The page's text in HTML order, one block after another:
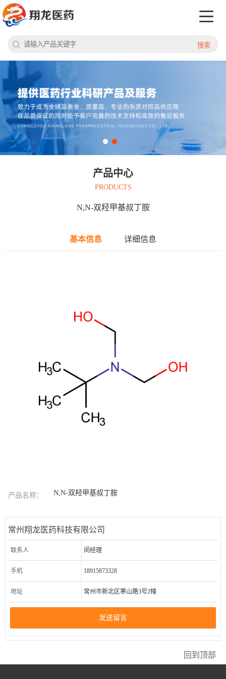
搜索
产品中心
PRODUCTS
N,N-双羟甲基叔丁胺
基本信息 详细信息
产品名称： N,N-双羟甲基叔丁胺
常州翔龙医药科技有限公司
联系人 闵经理
手机 18915873328
地址 常州市新北区寒山路3号2幢
发送留言
回到顶部